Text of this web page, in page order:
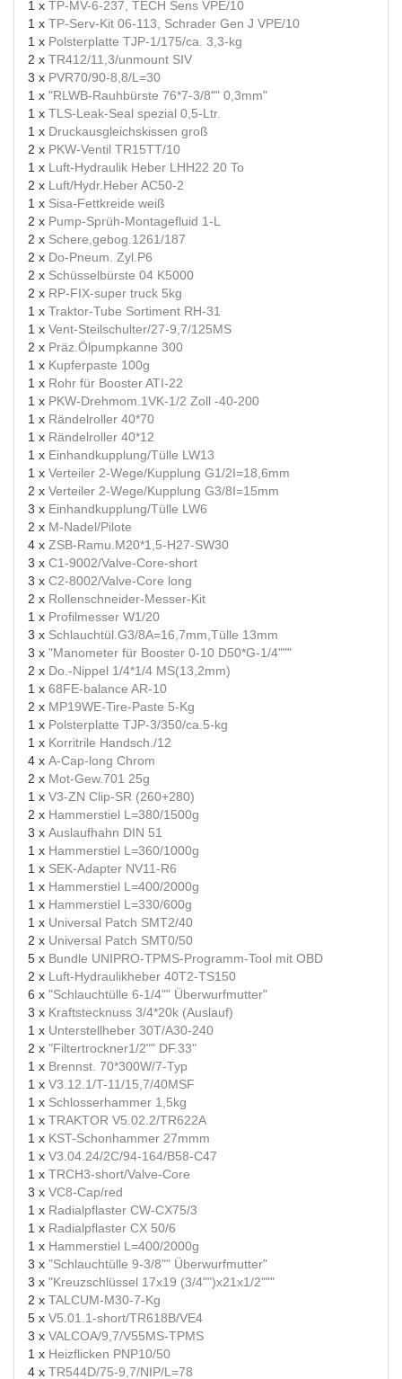
1 x TP-MV-6-237, TECH Sens VPE/10
1 x TP-Serv-Kit 06-113, Schrader Gen J VPE/10
1 x Polsterplatte TJP-1/175/ca. 3,3-kg
2 x TR412/11,3/unmount SIV
3 x PVR70/90-8,8/L=30
1 x "RLWB-Rauhbürste 76*7-3/8"" 0,3mm"
1 x TLS-Leak-Seal spezial 0,5-Ltr.
1 x Druckausgleichskissen groß
2 x PKW-Ventil TR15TT/10
1 x Luft-Hydraulik Heber LHH22 20 To
2 x Luft/Hydr.Heber AC50-2
1 x Sisa-Fettkreide weiß
2 x Pump-Sprüh-Montagefluid 1-L
2 x Schere,gebog.1261/187
2 x Do-Pneum. Zyl.P6
2 x Schüsselbürste 04 K5000
2 x RP-FIX-super truck 5kg
1 x Traktor-Tube Sortiment RH-31
1 x Vent-Steilschulter/27-9,7/125MS
2 x Präz.Ölpumpkanne 300
1 x Kupferpaste 100g
1 x Rohr für Booster ATI-22
1 x PKW-Drehmom.1VK-1/2 Zoll -40-200
1 x Rändelroller 40*70
1 x Rändelroller 40*12
1 x Einhandkupplung/Tülle LW13
1 x Verteiler 2-Wege/Kupplung G1/2I=18,6mm
2 x Verteiler 2-Wege/Kupplung G3/8I=15mm
3 x Einhandkupplung/Tülle LW6
2 x M-Nadel/Pilote
4 x ZSB-Ramu.M20*1,5-H27-SW30
3 x C1-9002/Valve-Core-short
3 x C2-8002/Valve-Core long
2 x Rollenschneider-Messer-Kit
1 x Profilmesser W1/20
3 x Schlauchtül.G3/8A=16,7mm,Tülle 13mm
3 x "Manometer für Booster 0-10 D50*G-1/4"""
2 x Do.-Nippel 1/4*1/4 MS(13,2mm)
1 x 68FE-balance AR-10
2 x MP19WE-Tire-Paste 5-Kg
1 x Polsterplatte TJP-3/350/ca.5-kg
1 x Korritrile Handsch./12
4 x A-Cap-long Chrom
2 x Mot-Gew.701 25g
1 x V3-ZN Clip-SR (260+280)
2 x Hammerstiel L=380/1500g
3 x Auslaufhahn DIN 51
1 x Hammerstiel L=360/1000g
1 x SEK-Adapter NV11-R6
1 x Hammerstiel L=400/2000g
1 x Hammerstiel L=330/600g
1 x Universal Patch SMT2/40
2 x Universal Patch SMT0/50
5 x Bundle UNIPRO-TPMS-Programm-Tool mit OBD
2 x Luft-Hydraulikheber 40T2-TS150
6 x "Schlauchtülle 6-1/4"" Überwurfmutter"
3 x Kraftstecknuss 3/4*20k (Auslauf)
1 x Unterstellheber 30T/A30-240
2 x "Filtertrockner1/2"" DF.33"
1 x Brennst. 70*300W/7-Typ
1 x V3.12.1/T-11/15,7/40MSF
1 x Schlosserhammer 1,5kg
1 x TRAKTOR V5.02.2/TR622A
1 x KST-Schonhammer 27mmm
1 x V3.04.24/2C/94-164/B58-C47
1 x TRCH3-short/Valve-Core
3 x VC8-Cap/red
1 x Radialpflaster CW-CX75/3
1 x Radialpflaster CX 50/6
1 x Hammerstiel L=400/2000g
3 x "Schlauchtülle 9-3/8"" Überwurfmutter"
3 x "Kreuzschlüssel 17x19 (3/4"")x21x1/2"""
2 x TALCUM-M30-7-Kg
5 x V5.01.1-short/TR618B/VE4
3 x VALCOA/9,7/V55MS-TPMS
1 x Heizflicken PNP10/50
4 x TR544D/75-9,7/NIP/L=78